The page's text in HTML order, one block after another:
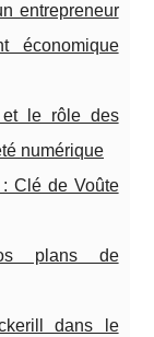
entrepreneur
économique
et le rôle des
numérique
: Clé de Voûte
plans de
dans le